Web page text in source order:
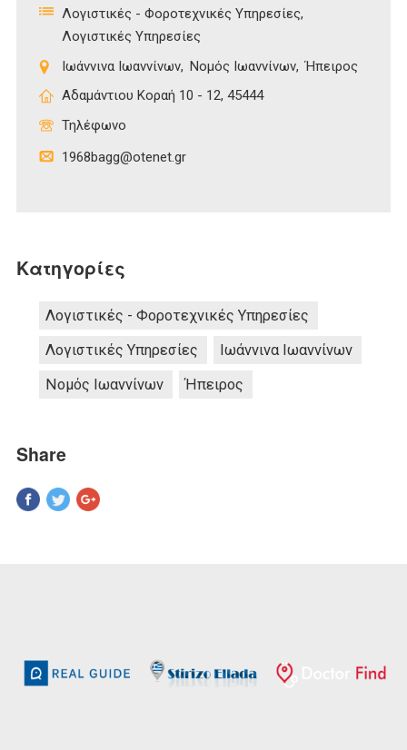
Λογιστικές - Φοροτεχνικές Υπηρεσίες
Λογιστικές Υπηρεσίες
Ιωάννινα Ιωαννίνων Νομός Ιωαννίνων Ήπειρος
Αδαμάντιου Κοραή 10 - 12, 45444
Τηλέφωνο
1968bagg@otenet.gr
Κατηγορίες
Λογιστικές - Φοροτεχνικές Υπηρεσίες
Λογιστικές Υπηρεσίες
Ιωάννινα Ιωαννίνων
Νομός Ιωαννίνων
Ήπειρος
Share